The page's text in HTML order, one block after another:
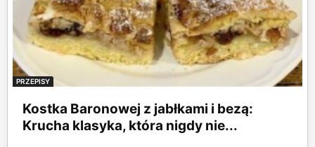
PRZEPISY
Kostka Baronowej z jabłkami i bezą:
Krucha klasyka, która nigdy nie...